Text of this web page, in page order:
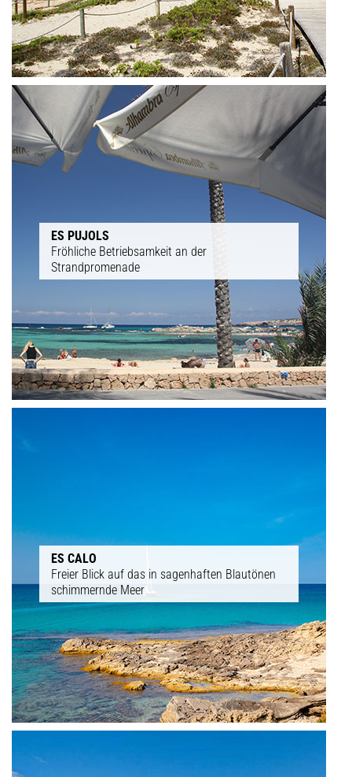
ES PUJOLS
Fröhliche Betriebsamkeit an der
Strandpromenade
ES CALO
Freier Blick auf das in sagenhaften Blautönen
schimmernde Meer